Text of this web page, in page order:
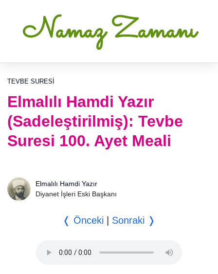
Namaz Zamanı
TEVBE SURESI
Elmalılı Hamdi Yazır
(Sadeleştirilmiş): Tevbe
Suresi 100. Ayet Meali
Elmalılı Hamdi Yazır
Diyanet İşleri Eski Başkanı
❬ Önceki Sonraki ❭